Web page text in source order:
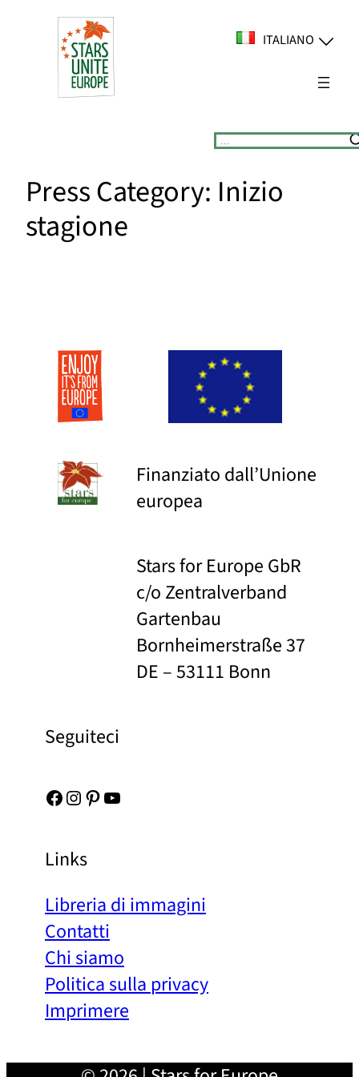
contenuto
ITALIANO
Suchen
Press Category: Inizio
stagione
Finanziato dall’Unione
europea
Stars for Europe GbR
c/o Zentralverband
Gartenbau
Bornheimerstraße 37
DE – 53111 Bonn
Seguiteci
Facebook Instagram Pinterest YouTube
Links
Libreria di immagini
Contatti
Chi siamo
Politica sulla privacy
Imprimere